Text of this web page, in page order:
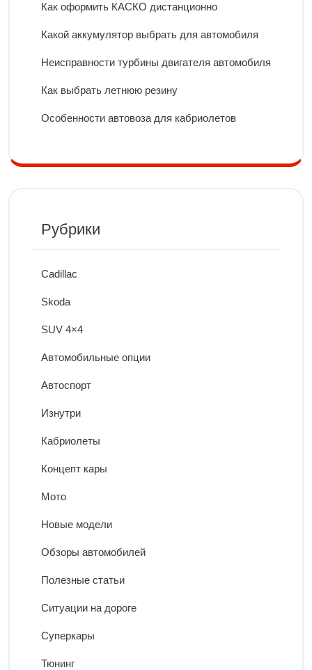
Как оформить КАСКО дистанционно
Какой аккумулятор выбрать для автомобиля
Неисправности турбины двигателя автомобиля
Как выбрать летнюю резину
Особенности автовоза для кабриолетов
Рубрики
Cadillac
Skoda
SUV 4×4
Автомобильные опции
Автоспорт
Изнутри
Кабриолеты
Концепт кары
Мото
Новые модели
Обзоры автомобилей
Полезные статьи
Ситуации на дороге
Суперкары
Тюнинг